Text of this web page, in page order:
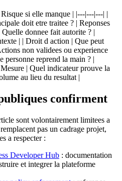
si elle manque | |---|---|---| |
doit etre traitee ? | Reponses
donnee fait autorite ? |
| | Droit d action | Que peut
non validees ou experience
personne reprend la main ? |
| Quel indicateur prouve la
au lieu du resultat |
confirment
sont volontairement limitees a
pas un cadrage projet,
a respecter :
Developer Hub : documentation
et integrer la plateforme